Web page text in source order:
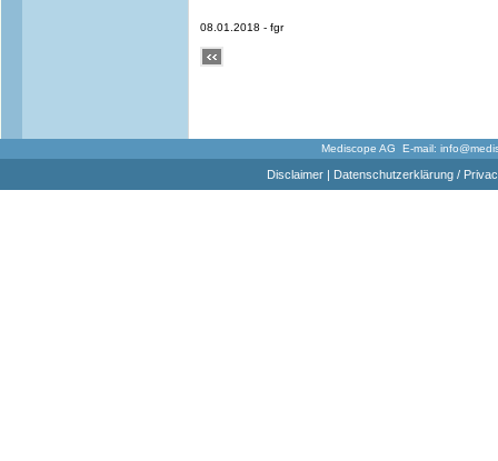
08.01.2018 - fgr
Mediscope AG E-mail:
Disclaimer| Datenschutzerklärung /